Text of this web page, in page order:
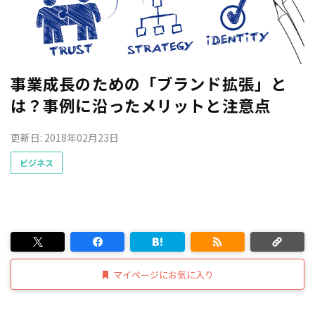
事業成長のための「ブランド拡張」と
は？事例に沿ったメリットと注意点
更新日: 2018年02月23日
ビジネス
マイページにお気に入り